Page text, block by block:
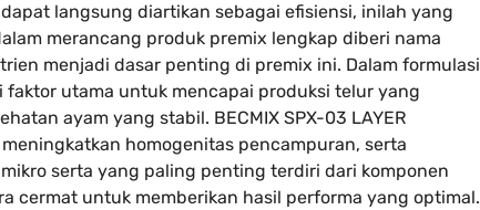
langsung diartikan sebagai efisiensi, inilah yang
merancang produk premix lengkap diberi nama
menjadi dasar penting di premix ini. Dalam formulasi
utama untuk mencapai produksi telur yang
ayam yang stabil. BECMIX SPX-03 LAYER
homogenitas pencampuran, serta
serta yang paling penting terdiri dari komponen
cermat untuk memberikan hasil performa yang optimal.